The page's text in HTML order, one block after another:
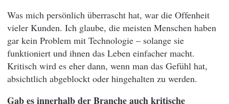
Was mich persönlich überrascht hat, war die Offenheit
vieler Kunden. Ich glaube, die meisten Menschen haben
gar kein Problem mit Technologie – solange sie
funktioniert und ihnen das Leben einfacher macht.
Kritisch wird es eher dann, wenn man das Gefühl hat,
absichtlich abgeblockt oder hingehalten zu werden.
Gab es innerhalb der Branche auch kritische